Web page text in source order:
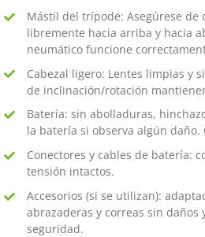
Mástil del trípode: Asegúrese de
libremente hacia arriba y hacia
neumático funcione
Cabezal ligero: Lentes limpias y
de inclinación/rotación
Batería: sin abolladuras,
la batería si observa algún daño.
Conectores y cables de batería:
tensión intactos.
Accesorios (si se utilizan):
abrazaderas y correas sin daños
seguridad.